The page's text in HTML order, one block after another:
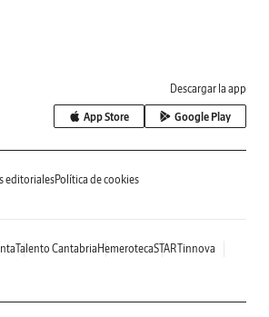
Descargar la app
App Store Google Play
editorialesPolítica de cookies
Talento Cantabria HemerotecaSTARTinnova